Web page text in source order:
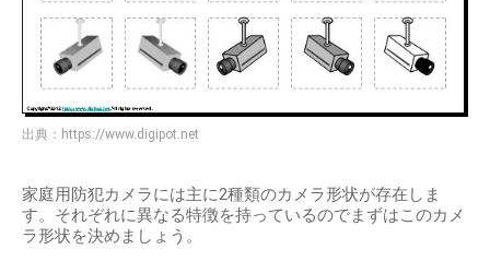
出典： https://www.digipot.net
家庭用防犯カメラには主に2種類のカメラ形状が存在しま
す。それぞれに異なる特徴を持っているのでまずはこのカメ
ラ形状を決めましょう。